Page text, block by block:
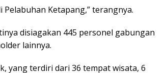
Ketapang,” terangnya.
disiagakan 445 personel gabungan
lainnya.
yang terdiri dari 36 tempat wisata, 6